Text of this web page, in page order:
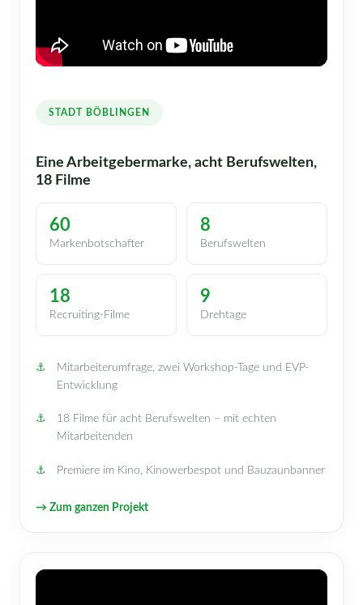
STADT BÖBLINGEN
Eine Arbeitgebermarke, acht Berufswelten,
18 Filme
60
Markenbotschafter
8
Berufswelten
18
Recruiting-Filme
9
Drehtage
Mitarbeiterumfrage, zwei Workshop-Tage und EVP-
Entwicklung
18 Filme für acht Berufswelten – mit echten
Mitarbeitenden
Premiere im Kino, Kinowerbespot und Bauzaunbanner
→ Zum ganzen Projekt